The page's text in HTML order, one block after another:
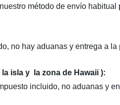
método de envío habitual
no hay aduanas y entrega a
isla y la zona de Hawaii):
incluido, no aduanas y